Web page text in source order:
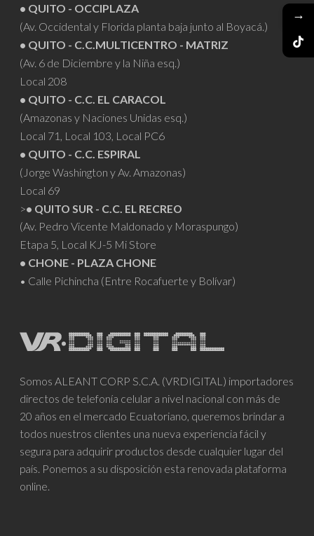
• QUITO - OCCIPLAZA
(Av. Occidental y Florida planta baja junto al Boyacá.)
• QUITO - C.C.MULTICENTRO - MATRIZ
(Av. 6 de Diciembre y la Niña esq.)
Local 208
• QUITO - C.C. EL CARACOL
(Amazonas y Naciones Unidas esq.)
Local 71, Local 103, Local PC6
• QUITO - C.C. ESPIRAL
(Jorge Washington y Av. Amazonas)
Local 69
>• QUITO SUR - C.C. EL RECREO
(Av. Pedro Vicente Maldonado y Moraspungo)
Etapa 5, Local KJ-5 Mi Store
• CHONE - PLAZA CHONE
• Calle Pichincha (Entre Rocafuerte y Bolívar)
Somos ALEANT CORP S.C.A. (VRDIGITAL) importadores
directos de telefonía celular a nivel nacional con más de
20 años en el mercado Ecuatoriano, queremos brindar a
todos nuestros clientes una nueva experiencia fácil y
segura para adquirir productos desde cualquier lugar del
país. Ponemos a su disposición esta renovada plataforma
online.
→